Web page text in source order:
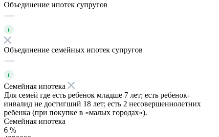
Объединение ипотек супругов
Объединение семейных ипотек супругов
Семейная ипотека
Для семей где есть ребенок младше 7 лет; есть ребенок-
инвалид не достигший 18 лет; есть 2 несовершеннолетних
ребенка (при покупке в «малых городах»).
Семейная ипотека
6 %